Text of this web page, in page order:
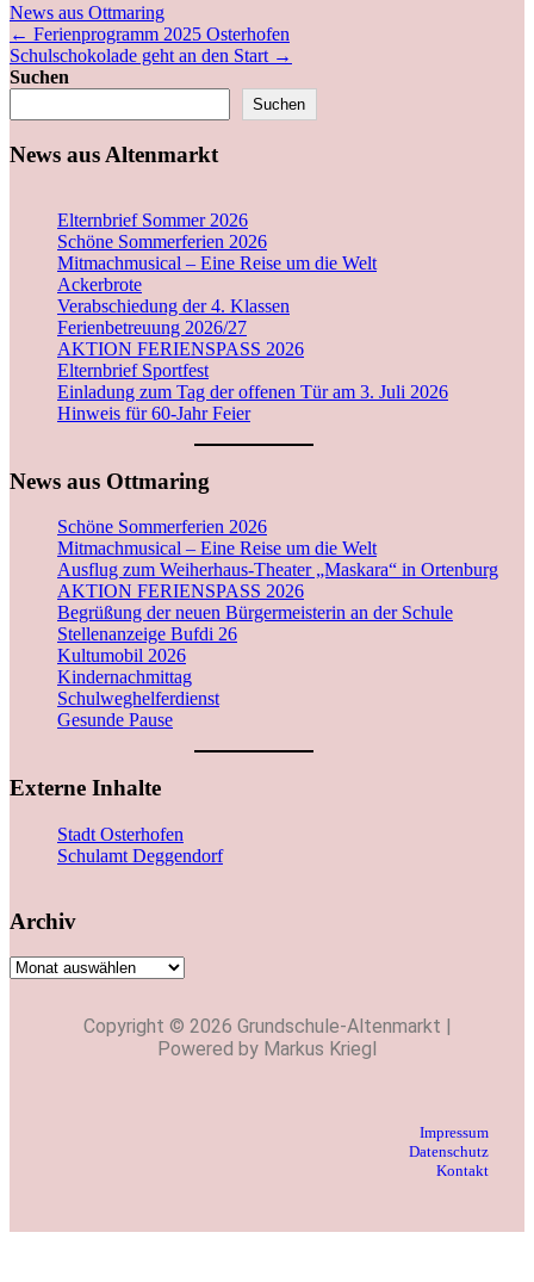
News aus Ottmaring
← Ferienprogramm 2025 Osterhofen
Schulschokolade geht an den Start →
Suchen
Suchen
News aus Altenmarkt
Elternbrief Sommer 2026
Schöne Sommerferien 2026
Mitmachmusical – Eine Reise um die Welt
Ackerbrote
Verabschiedung der 4. Klassen
Ferienbetreuung 2026/27
AKTION FERIENSPASS 2026
Elternbrief Sportfest
Einladung zum Tag der offenen Tür am 3. Juli 2026
Hinweis für 60-Jahr Feier
News aus Ottmaring
Schöne Sommerferien 2026
Mitmachmusical – Eine Reise um die Welt
Ausflug zum Weiherhaus-Theater „Maskara“ in Ortenburg
AKTION FERIENSPASS 2026
Begrüßung der neuen Bürgermeisterin an der Schule
Stellenanzeige Bufdi 26
Kultumobil 2026
Kindernachmittag
Schulweghelferdienst
Gesunde Pause
Externe Inhalte
Stadt Osterhofen
Schulamt Deggendorf
Archiv
Copyright © 2026 Grundschule-Altenmarkt |
Powered by Markus Kriegl
Impressum
Datenschutz
Kontakt